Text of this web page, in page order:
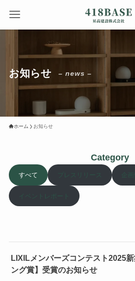
お知らせ – news –
ホーム お知らせ
Category
すべて プレスリリース 企
イベントレポート
LIXILメンバーズコンテスト2025
ング賞】受賞のお知らせ